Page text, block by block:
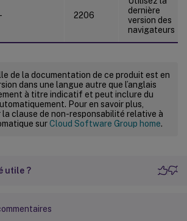
- 2206
dernière
version des
navigateurs
de la documentation de ce produit est en
dans une langue autre que l’anglais
à titre indicatif et peut inclure du
Pour en savoir plus,
clause de non-responsabilité relative à
surCloud Software Group home.
utile ?